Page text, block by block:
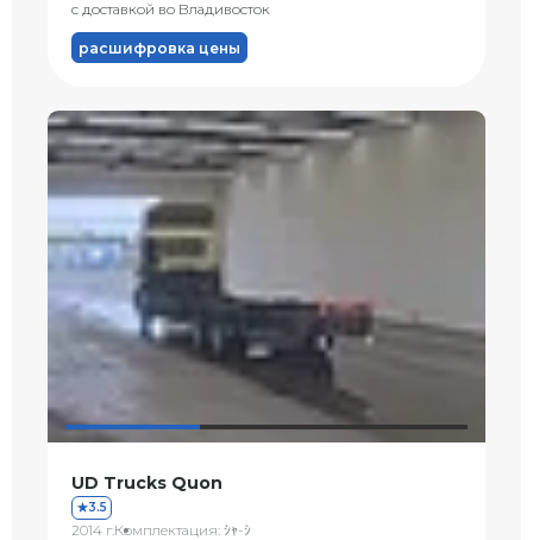
с доставкой во Владивосток
расшифровка цены
UD Trucks Quon
3.5
2014 г.Комплектация: ｼｬ-ｼ